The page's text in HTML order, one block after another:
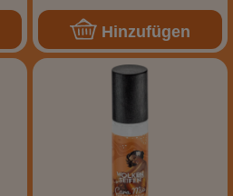
Hinzufügen